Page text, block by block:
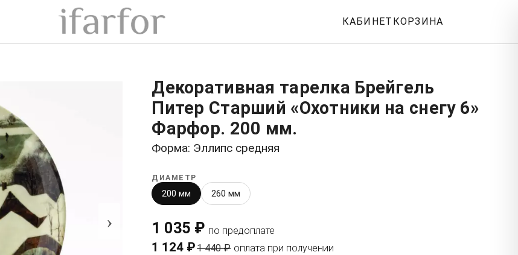
КАБИНЕТ КОРЗИНА
›
Декоративная тарелка Брейгель
Питер Старший «Охотники на снегу 6»
Фарфор. 200 мм.
Форма: Эллипс средняя
ДИАМЕТР
200 мм 260 мм
1 035 ₽ по предоплате
1 124 ₽1 440 ₽ оплата при получении